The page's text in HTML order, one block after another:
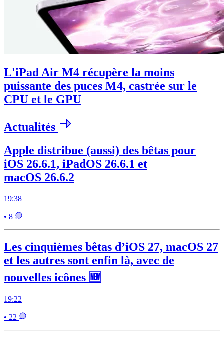
L'iPad Air M4 récupère la moins
puissante des puces M4, castrée sur le
CPU et le GPU
Actualités
Apple distribue (aussi) des bêtas pour
iOS 26.6.1, iPadOS 26.6.1 et
macOS 26.6.2
19:38
• 8
Les cinquièmes bêtas d’iOS 27, macOS 27
et les autres sont enfin là, avec de
nouvelles icônes 🆕
19:22
• 22